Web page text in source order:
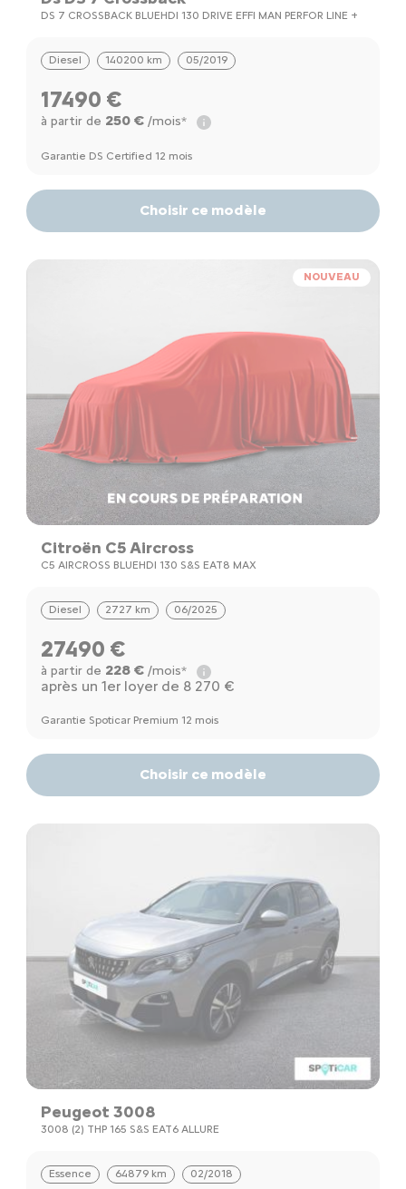
DS 7 CROSSBACK BLUEHDI 130 DRIVE EFFI MAN PERFOR LINE +
Diesel 140200 km 05/2019
17490 €
à partir de 250 €/mois*
Garantie DS Certified 12 mois
Choisir ce modèle
NOUVEAU
Citroën C5 Aircross
C5 AIRCROSS BLUEHDI 130 S&S EAT8 MAX
Diesel 2727 km 06/2025
27490 €
à partir de 228 €/mois*
après un 1er loyer de 8 270 €
Garantie Spoticar Premium 12 mois
Choisir ce modèle
Peugeot 3008
3008 (2) THP 165 S&S EAT6 ALLURE
Essence 64879 km 02/2018